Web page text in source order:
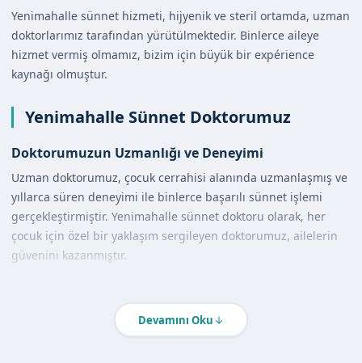
Yenimahalle sünnet hizmeti, hijyenik ve steril ortamda, uzman
doktorlarımız tarafından yürütülmektedir. Binlerce aileye
hizmet vermiş olmamız, bizim için büyük bir expérience
kaynağı olmuştur.
Yenimahalle Sünnet Doktorumuz
Doktorumuzun Uzmanlığı ve Deneyimi
Uzman doktorumuz, çocuk cerrahisi alanında uzmanlaşmış ve
yıllarca süren deneyimi ile binlerce başarılı sünnet işlemi
gerçekleştirmiştir. Yenimahalle sünnet doktoru olarak, her
çocuk için özel bir yaklaşım sergileyen doktorumuz, ailelerin
güvenini kazanmıştır.
Sünnetçim olarak, hijyen ve güvenlik standartlarına büyük
önem vermekteyiz. Yenimahalle sünnet hizmeti alırken,
Devamını Oku